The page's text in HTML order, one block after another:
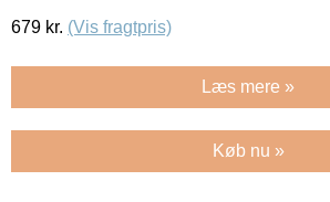
679 kr. (Vis fragtpris)
Læs mere »
Køb nu »